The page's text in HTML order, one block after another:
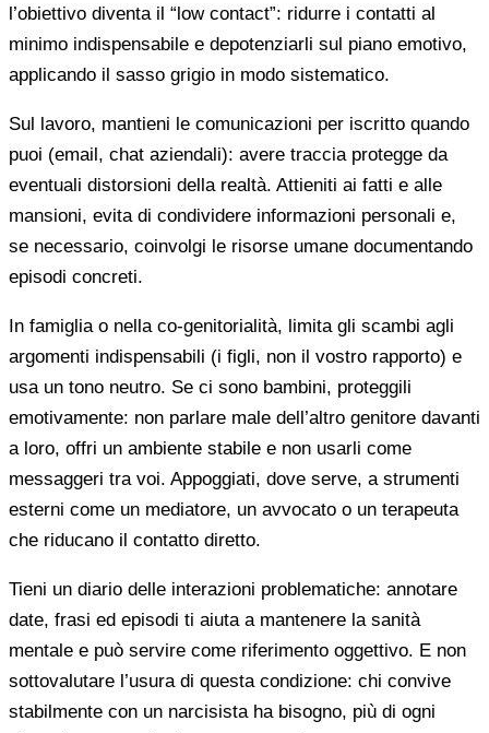
l’obiettivo diventa il “low contact”: ridurre i contatti al
minimo indispensabile e depotenziarli sul piano emotivo,
applicando il sasso grigio in modo sistematico.
Sul lavoro, mantieni le comunicazioni per iscritto quando
puoi (email, chat aziendali): avere traccia protegge da
eventuali distorsioni della realtà. Attieniti ai fatti e alle
mansioni, evita di condividere informazioni personali e,
se necessario, coinvolgi le risorse umane documentando
episodi concreti.
In famiglia o nella co-genitorialità, limita gli scambi agli
argomenti indispensabili (i figli, non il vostro rapporto) e
usa un tono neutro. Se ci sono bambini, proteggili
emotivamente: non parlare male dell’altro genitore davanti
a loro, offri un ambiente stabile e non usarli come
messaggeri tra voi. Appoggiati, dove serve, a strumenti
esterni come un mediatore, un avvocato o un terapeuta
che riducano il contatto diretto.
Tieni un diario delle interazioni problematiche: annotare
date, frasi ed episodi ti aiuta a mantenere la sanità
mentale e può servire come riferimento oggettivo. E non
sottovalutare l’usura di questa condizione: chi convive
stabilmente con un narcisista ha bisogno, più di ogni